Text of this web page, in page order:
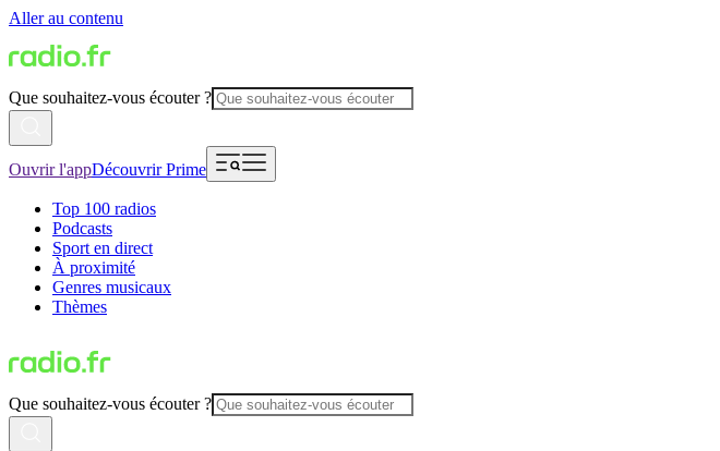
Aller au contenu
Que souhaitez-vous écouter ?
Ouvrir l'appDécouvrir Prime
Top 100 radios
Podcasts
Sport en direct
À proximité
Genres musicaux
Thèmes
Que souhaitez-vous écouter ?